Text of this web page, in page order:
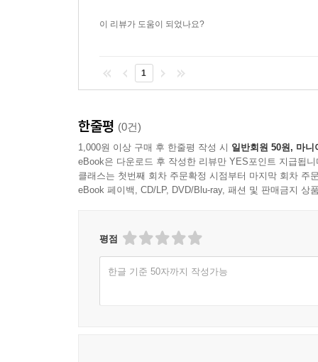
이 리뷰가 도움이 되었나요?
1
한줄평 (0건)
1,000원 이상 구매 후 한줄평 작성 시 일반회원 50원, 마니
eBook은 다운로드 후 작성한 리뷰만 YES포인트 지급됩니
클래스는 첫번째 회차 주문확정 시점부터 마지막 회차 주
eBook 페이백, CD/LP, DVD/Blu-ray, 패션 및 판매금지 상
평점
한글 기준 50자까지 작성가능